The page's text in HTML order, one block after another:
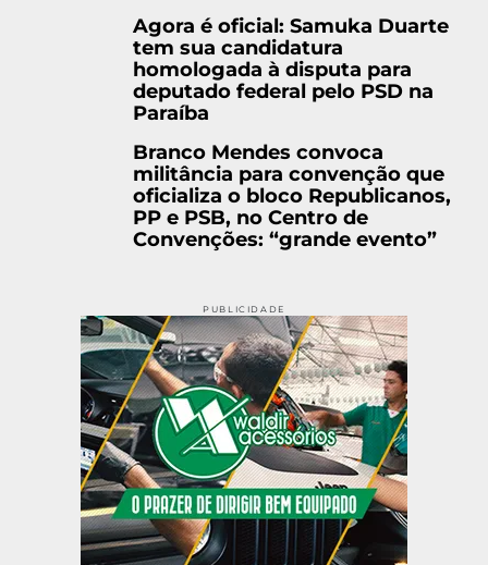
Agora é oficial: Samuka Duarte
tem sua candidatura
homologada à disputa para
deputado federal pelo PSD na
Paraíba
Branco Mendes convoca
militância para convenção que
oficializa o bloco Republicanos,
PP e PSB, no Centro de
Convenções: “grande evento”
PUBLICIDADE